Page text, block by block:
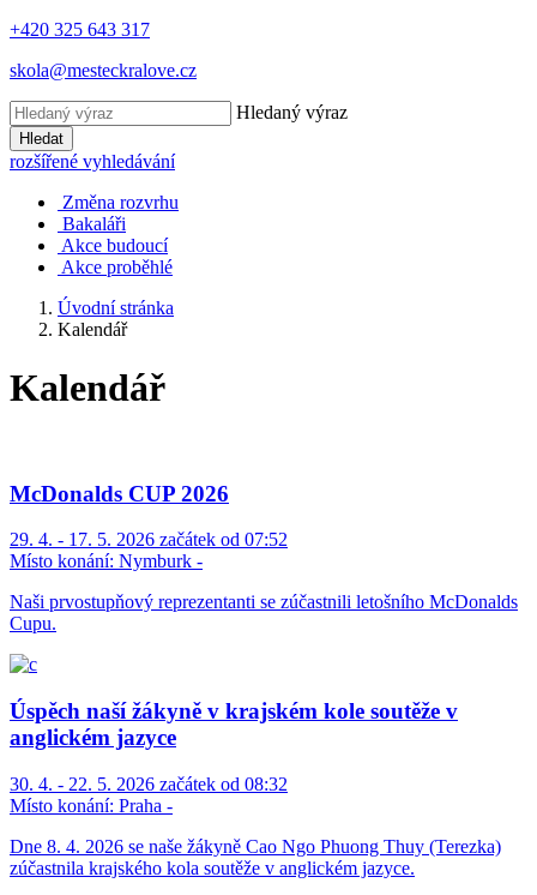
+420 325 643 317
skola@mesteckralove.cz
Hledaný výraz
Hledat
rozšířené vyhledávání
Změna rozvrhu
Bakaláři
Akce budoucí
Akce proběhlé
Úvodní stránka
Kalendář
Kalendář
McDonalds CUP 2026
29. 4. - 17. 5. 2026 začátek od 07:52
Místo konání: Nymburk -
Naši prvostupňový reprezentanti se zúčastnili letošního McDonalds
Cupu.
Úspěch naší žákyně v krajském kole soutěže v
anglickém jazyce
30. 4. - 22. 5. 2026 začátek od 08:32
Místo konání: Praha -
Dne 8. 4. 2026 se naše žákyně Cao Ngo Phuong Thuy (Terezka)
zúčastnila krajského kola soutěže v anglickém jazyce.